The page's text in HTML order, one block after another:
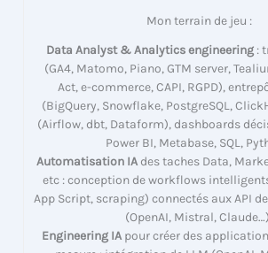
Mon terrain de jeu :
Data Analyst & Analytics engineering :
(GA4, Matomo, Piano, GTM server,
Act, e-commerce, CAPI, RGPD),
(BigQuery, Snowflake, PostgreSQL,
(Airflow, dbt, Dataform), dashboards
Power BI, Metabase, SQL,
Automatisation IAdes taches Data,
etc : conception de workflows
App Script, scraping) connectés aux API
(OpenAI, Mistral,
Engineering IApour créer des